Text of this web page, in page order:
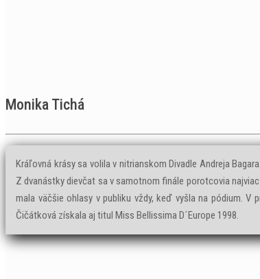
Monika Tichá
Kráľovná krásy sa volila v nitrianskom Divadle Andreja
Z dvanástky dievčat sa v samotnom finále porotcovia
mala väčšie ohlasy v publiku vždy, keď vyšla na pódium. V
Čičátková získala aj titul Miss Bellissima D´Europe 1998.